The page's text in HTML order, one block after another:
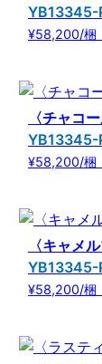
YB13345-
¥58,200/梱
〈チャコ
YB13345-
¥58,200/梱
〈キャメ
YB13345-
¥58,200/梱